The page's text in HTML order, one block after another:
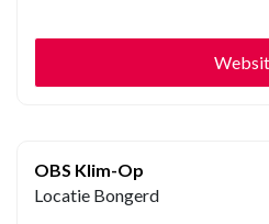
OBS Klim-Op
Locatie Bongerd